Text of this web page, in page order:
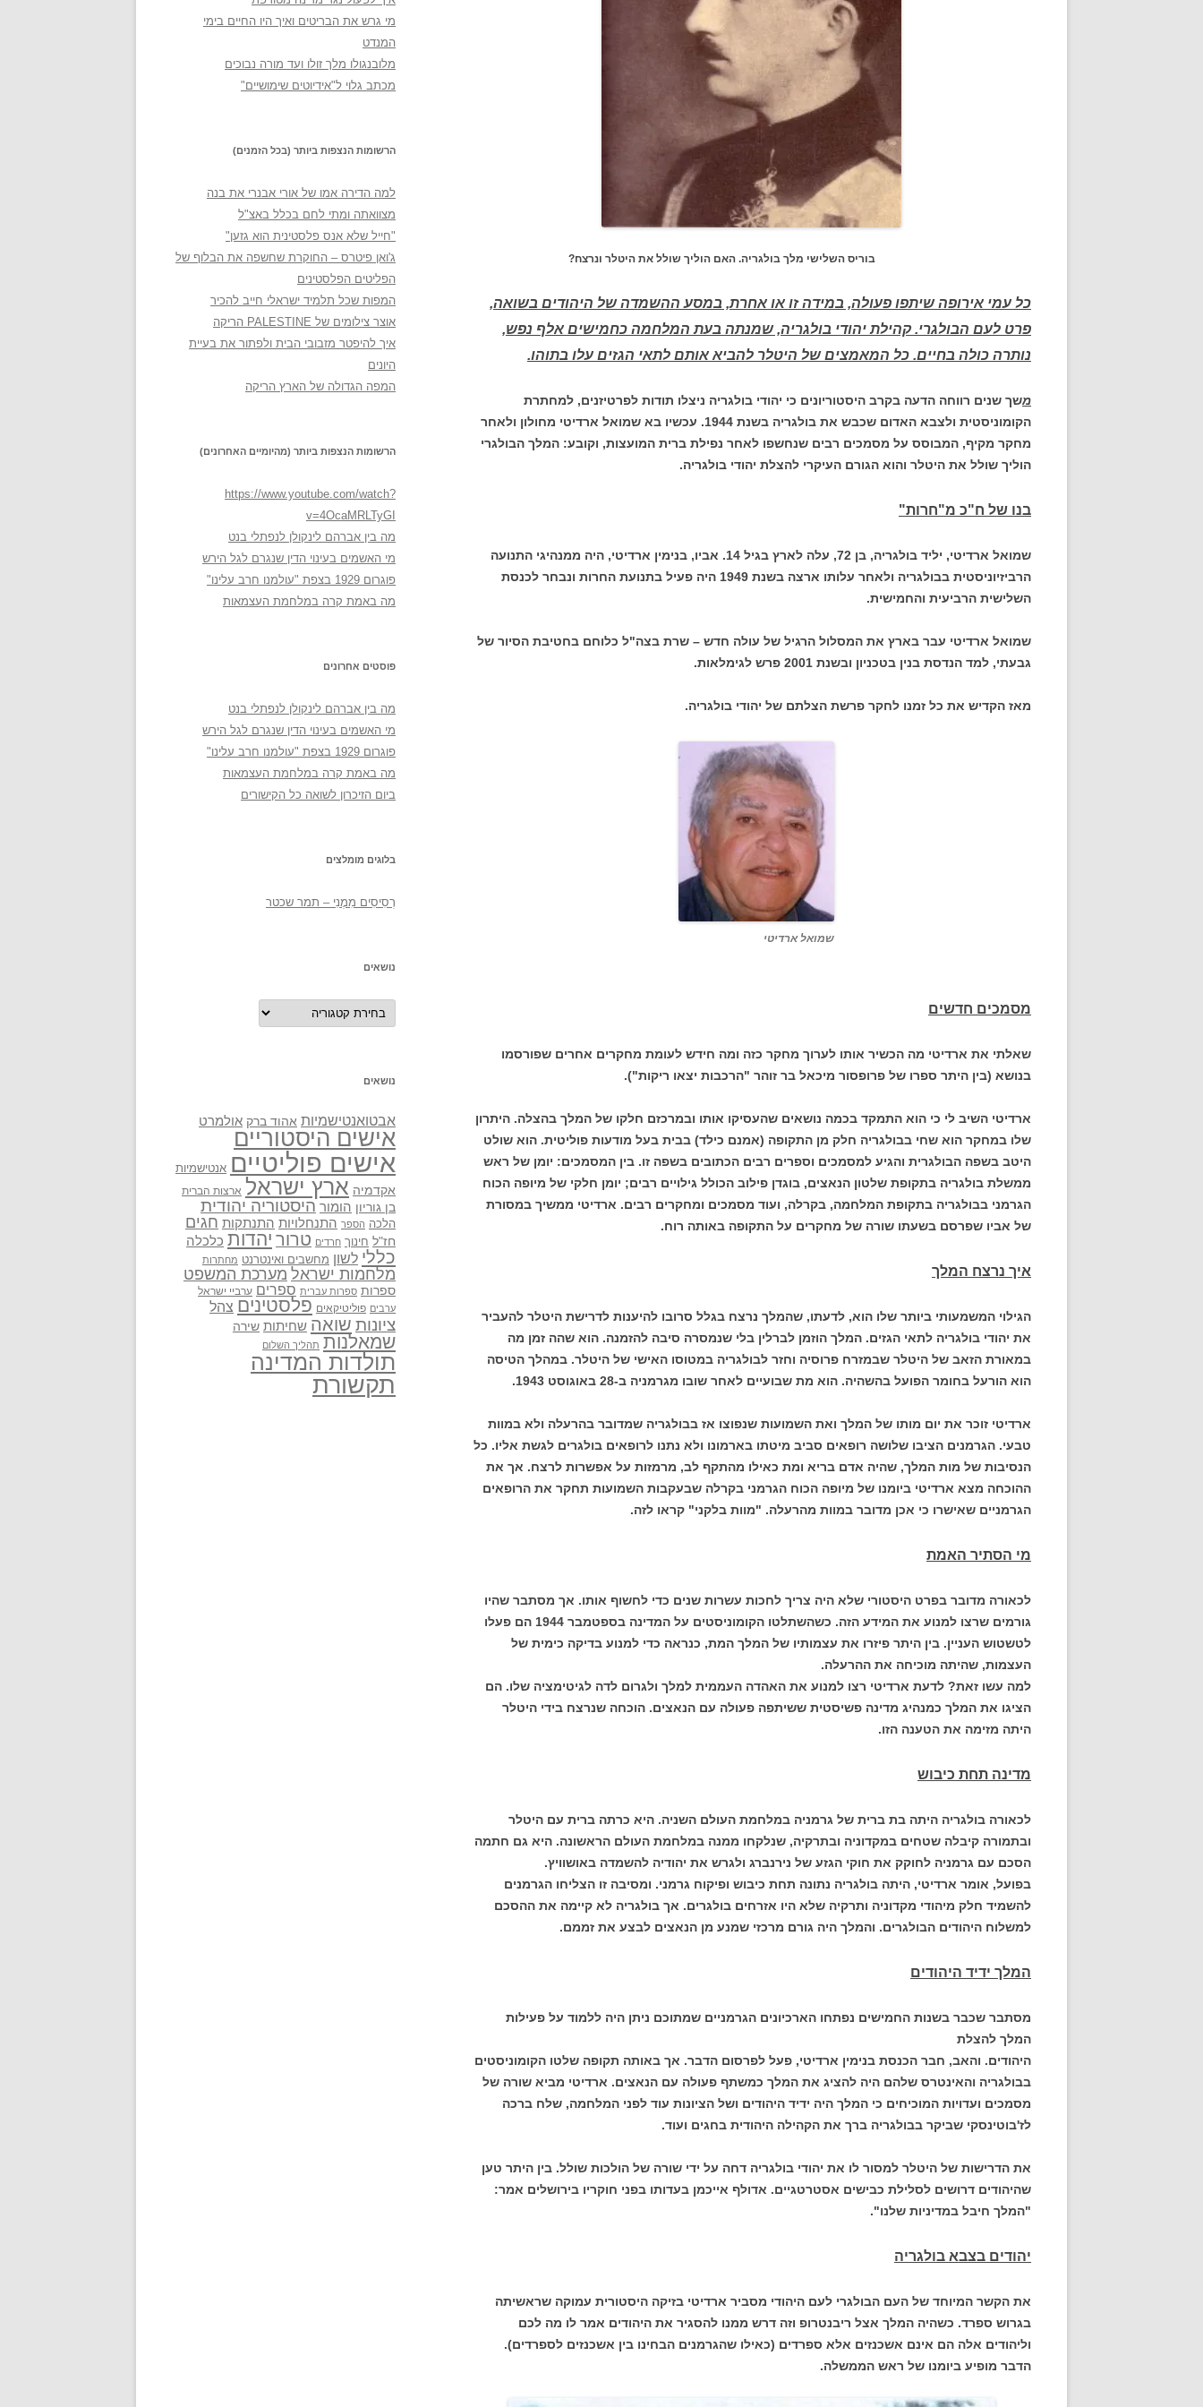
בוריס השלישי מלך בולגריה. האם הוליך שולל את היטלר ונרצח?
כל עמי אירופה שיתפו פעולה, במידה זו או אחרת, במסע ההשמדה של היהודים בשואה,
פרט לעם הבולגרי. קהילת יהודי בולגריה, שמנתה בעת המלחמה כחמישים אלף נפש,
נותרה כולה בחיים. כל המאמצים של היטלר להביא אותם לתאי הגזים עלו בתוהו.
משך שנים רווחה הדעה בקרב היסטוריונים כי יהודי בולגריה ניצלו תודות לפרטיזנים, למחתרת
הקומוניסטית ולצבא האדום שכבש את בולגריה בשנת 1944. עכשיו בא שמואל ארדיטי מחולון ולאחר
מחקר מקיף, המבוסס על מסמכים רבים שנחשפו לאחר נפילת ברית המועצות, וקובע: המלך הבולגרי
הוליך שולל את היטלר והוא הגורם העיקרי להצלת יהודי בולגריה.
בנו של ח"כ מ"חרות"
שמואל ארדיטי, יליד בולגריה, בן 72, עלה לארץ בגיל 14. אביו, בנימין ארדיטי, היה ממנהיגי התנועה
הרביזיוניסטית בבולגריה ולאחר עלותו ארצה בשנת 1949 היה פעיל בתנועת החרות ונבחר לכנסת
השלישית הרביעית והחמישית.
שמואל ארדיטי עבר בארץ את המסלול הרגיל של עולה חדש – שרת בצה"ל כלוחם בחטיבת הסיור של
גבעתי, למד הנדסת בנין בטכניון ובשנת 2001 פרש לגימלאות.
מאז הקדיש את כל זמנו לחקר פרשת הצלתם של יהודי בולגריה.
שמואל ארדיטי
מסמכים חדשים
שאלתי את ארדיטי מה הכשיר אותו לערוך מחקר כזה ומה חידש לעומת מחקרים אחרים שפורסמו
בנושא (בין היתר ספרו של פרופסור מיכאל בר זוהר "הרכבות יצאו ריקות").
ארדיטי השיב לי כי הוא התמקד בכמה נושאים שהעסיקו אותו ובמרכזם חלקו של המלך בהצלה. היתרון
שלו במחקר הוא שחי בבולגריה חלק מן התקופה (אמנם כילד) בבית בעל מודעות פוליטית. הוא שולט
היטב בשפה הבולגרית והגיע למסמכים וספרים רבים הכתובים בשפה זו. בין המסמכים: יומן של ראש
ממשלת בולגריה בתקופת שלטון הנאצים, בוגדן פילוב הכולל גילויים רבים; יומן חלקי של מיופה הכוח
הגרמני בבולגריה בתקופת המלחמה, בקרלה, ועוד מסמכים ומחקרים רבים. ארדיטי ממשיך במסורת
של אביו שפרסם בשעתו שורה של מחקרים על התקופה באותה רוח.
איך נרצח המלך
הגילוי המשמעותי ביותר שלו הוא, לדעתו, שהמלך נרצח בגלל סרובו להיענות לדרישת היטלר להעביר
את יהודי בולגריה לתאי הגזים. המלך הוזמן לברלין בלי שנמסרה סיבה להזמנה. הוא שהה זמן מה
במאורת הזאב של היטלר שבמזרח פרוסיה וחזר לבולגריה במטוסו האישי של היטלר. במהלך הטיסה
הוא הורעל בחומר הפועל בהשהיה. הוא מת שבועיים לאחר שובו מגרמניה ב-28 באוגוסט 1943.
ארדיטי זוכר את יום מותו של המלך ואת השמועות שנפוצו אז בבולגריה שמדובר בהרעלה ולא במוות
טבעי. הגרמנים הציבו שלושה רופאים סביב מיטתו בארמונו ולא נתנו לרופאים בולגרים לגשת אליו. כל
הנסיבות של מות המלך, שהיה אדם בריא ומת כאילו מהתקף לב, מרמזות על אפשרות לרצח. אך את
ההוכחה מצא ארדיטי ביומנו של מיופה הכוח הגרמני בקרלה שבעקבות השמועות תחקר את הרופאים
הגרמניים שאישרו כי אכן מדובר במוות מהרעלה. "מוות בלקני" קראו לזה.
מי הסתיר האמת
לכאורה מדובר בפרט היסטורי שלא היה צריך לחכות עשרות שנים כדי לחשוף אותו. אך מסתבר שהיו
גורמים שרצו למנוע את המידע הזה. כשהשתלטו הקומוניסטים על המדינה בספטמבר 1944 הם פעלו
לטשטוש העניין. בין היתר פיזרו את עצמותיו של המלך המת, כנראה כדי למנוע בדיקה כימית של
העצמות, שהיתה מוכיחה את ההרעלה.
למה עשו זאת? לדעת ארדיטי רצו למנוע את האהדה העממית למלך ולגרום לדה לגיטימציה שלו. הם
הציגו את המלך כמנהיג מדינה פשיסטית ששיתפה פעולה עם הנאצים. הוכחה שנרצח בידי היטלר
היתה מזימה את הטענה הזו.
מדינה תחת כיבוש
לכאורה בולגריה היתה בת ברית של גרמניה במלחמת העולם השניה. היא כרתה ברית עם היטלר
ובתמורה קיבלה שטחים במקדוניה ובתרקיה, שנלקחו ממנה במלחמת העולם הראשונה. היא גם חתמה
הסכם עם גרמניה לחוקק את חוקי הגזע של נירנברג ולגרש את יהודיה להשמדה באושוויץ.
בפועל, אומר ארדיטי, היתה בולגריה נתונה תחת כיבוש ופיקוח גרמני. ומסיבה זו הצליחו הגרמנים
להשמיד חלק מיהודי מקדוניה ותרקיה שלא היו אזרחים בולגרים. אך בולגריה לא קיימה את ההסכם
למשלוח היהודים הבולגרים. והמלך היה גורם מרכזי שמנע מן הנאצים לבצע את זממם.
המלך ידיד היהודים
מסתבר שכבר בשנות החמישים נפתחו הארכיונים הגרמניים שמתוכם ניתן היה ללמוד על פעילות
המלך להצלת
היהודים. והאב, חבר הכנסת בנימין ארדיטי, פעל לפרסום הדבר. אך באותה תקופה שלטו הקומוניסטים
בבולגריה והאינטרס שלהם היה להציג את המלך כמשתף פעולה עם הנאצים. ארדיטי מביא שורה של
מסמכים ועדויות המוכיחים כי המלך היה ידיד היהודים ושל הציונות עוד לפני המלחמה, שלח ברכה
לז'בוטינסקי שביקר בבולגריה ברך את הקהילה היהודית בחגים ועוד.
את הדרישות של היטלר למסור לו את יהודי בולגריה דחה על ידי שורה של הולכות שולל. בין היתר טען
שהיהודים דרושים לסלילת כבישים אסטרטגיים. אדולף אייכמן בעדותו בפני חוקריו בירושלים אמר:
"המלך חיבל במדיניות שלנו".
יהודים בצבא בולגריה
את הקשר המיוחד של העם הבולגרי לעם היהודי מסביר ארדיטי בזיקה היסטורית עמוקה שראשיתה
בגרוש ספרד. כשהיה המלך אצל ריבנטרופ וזה דרש ממנו להסגיר את היהודים אמר לו מה לכם
וליהודים אלה הם אינם אשכנזים אלא ספרדים (כאילו שהגרמנים הבחינו בין אשכנזים לספרדים).
הדבר מופיע ביומנו של ראש הממשלה.
מי גרש את הבריטים ואיך היו החיים בימי
המנדט
מלובנגולו מלך זולו ועד מורה נבוכים
מכתב גלוי ל"אידיוטים שימושיים"
הרשומות הנצפות ביותר (בכל הזמנים)
למה הדירה אמו של אורי אבנרי את בנה
מצוואתה ומתי לחם בכלל באצ"ל
"חייל שלא אנס פלסטינית הוא גזען"
ג'ואן פיטרס – החוקרת שחשפה את הבלוף של
הפליטים הפלסטינים
המפות שכל תלמיד ישראלי חייב להכיר
אוצר צילומים של PALESTINE הריקה
איך להיפטר מזבובי הבית ולפתור את בעיית
היונים
המפה הגדולה של הארץ הריקה
הרשומות הנצפות ביותר (מהיומיים האחרונים)
https://www.youtube.com/watch?
v=4OcaMRLTyGI
מה בין אברהם לינקולן לנפתלי בנט
מי האשמים בעינוי הדין שנגרם לגל הירש
פוגרום 1929 בצפת "עולמנו חרב עלינו"
מה באמת קרה במלחמת העצמאות
פוסטים אחרונים
מה בין אברהם לינקולן לנפתלי בנט
מי האשמים בעינוי הדין שנגרם לגל הירש
פוגרום 1929 בצפת "עולמנו חרב עלינו"
מה באמת קרה במלחמת העצמאות
ביום הזיכרון לשואה כל הקישורים
בלוגים מומלצים
רְסִיסִים מִמֶנִי – תמר שכטר
נושאים
נושאים
נושאים
אבטואנטישמיות אהוד ברק אולמרט
אישים היסטוריים
אישים פוליטיים אנטישמיות
אקדמיה ארץ ישראל ארצות הברית
בן גוריון הומור היסטוריה יהודית
הלכה הספר התנחלויות התנתקות חגים
חז"ל חינוך חרדים טרור יהדות כלכלה
כללי לשון מחשבים ואינטרנט מחתרות
מלחמות ישראל מערכת המשפט
ספרות ספרות עברית ספרים ערביי ישראל
ערבים פוליטיקאים פלסטינים צהל
ציונות שואה שחיתות שירה
שמאלנות תהליך השלום
תולדות המדינה
תקשורת